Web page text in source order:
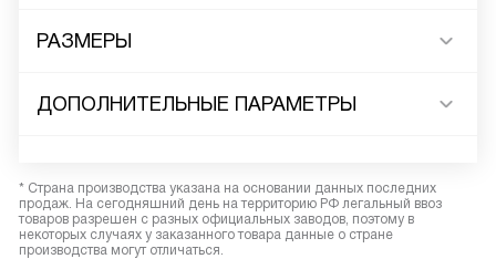
РАЗМЕРЫ
ДОПОЛНИТЕЛЬНЫЕ ПАРАМЕТРЫ
* Страна производства указана на основании данных последних
продаж. На сегодняшний день на территорию РФ легальный ввоз
товаров разрешен с разных официальных заводов, поэтому в
некоторых случаях у заказанного товара данные о стране
производства могут отличаться.